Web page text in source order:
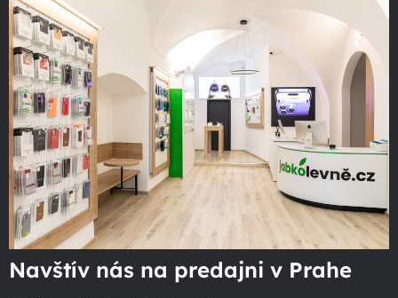
Navštív nás na predajni v Prahe